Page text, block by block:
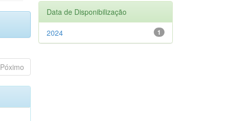
Póximo
Data de Disponibilização
1
2024